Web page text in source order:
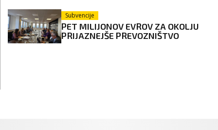
Subvencije
PET MILIJONOV EVROV ZA OKOLJU
PRIJAZNEJŠE PREVOZNIŠTVO